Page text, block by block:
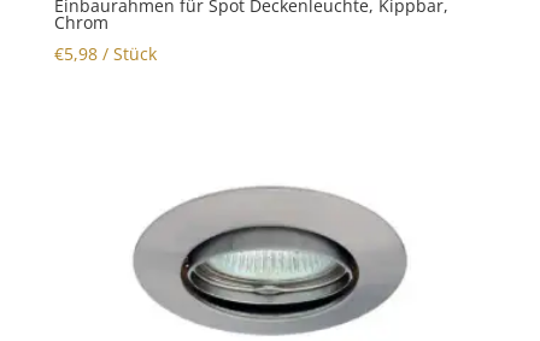
Einbaurahmen für Spot Deckenleuchte, Kippbar,
Chrom
€5,98/ Stück